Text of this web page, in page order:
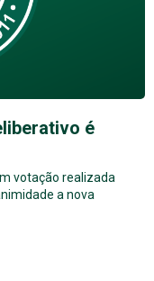
é
votação realizada
a nova